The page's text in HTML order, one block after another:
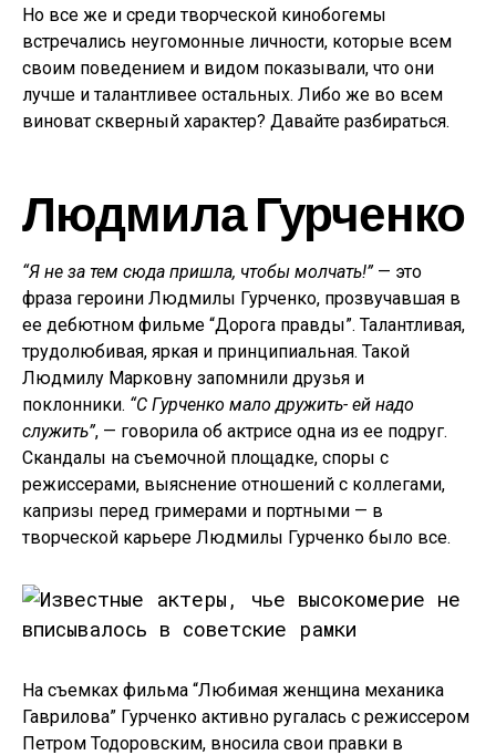
Но все же и среди творческой кинобогемы
встречались неугомонные личности, которые всем
своим поведением и видом показывали, что они
лучше и талантливее остальных. Либо же во всем
виноват скверный характер? Давайте разбираться.
Людмила Гурченко
“Я не за тем сюда пришла, чтобы молчать!” — это
фраза героини Людмилы Гурченко, прозвучавшая в
ее дебютном фильме “Дорога правды”. Талантливая,
трудолюбивая, яркая и принципиальная. Такой
Людмилу Марковну запомнили друзья и
поклонники. “С Гурченко мало дружить- ей надо
служить”, — говорила об актрисе одна из ее подруг.
Скандалы на съемочной площадке, споры с
режиссерами, выяснение отношений с коллегами,
капризы перед гримерами и портными — в
творческой карьере Людмилы Гурченко было все.
На съемках фильма “Любимая женщина механика
Гаврилова” Гурченко активно ругалась с режиссером
Петром Тодоровским, вносила свои правки в